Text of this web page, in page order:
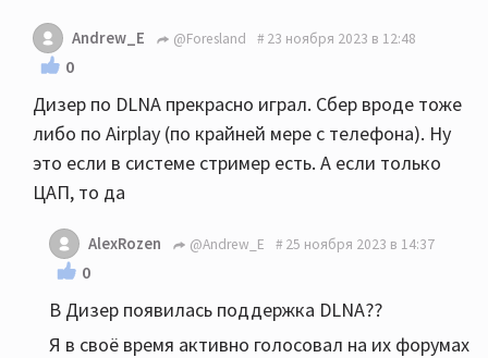
Andrew_E @Foresland 23 ноября 2023 в 12:48
0
Дизер по DLNA прекрасно играл. Сбер вроде тоже
либо по Airplay (по крайней мере с телефона). Ну
это если в системе стример есть. А если только
ЦАП, то да
AlexRozen @Andrew_E 25 ноября 2023 в 14:37
0
В Дизер появилась поддержка DLNA??
Я в своё время активно голосовал на их форумах